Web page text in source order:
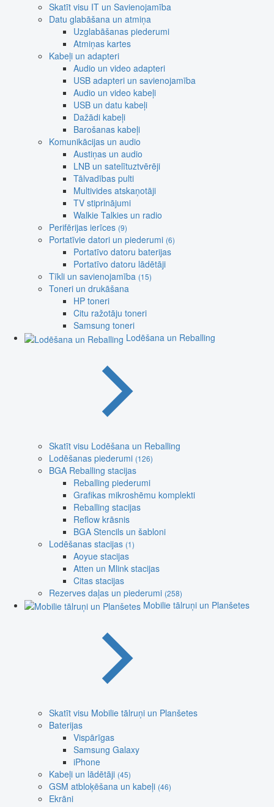
Skatīt visu IT un Savienojamība
Datu glabāšana un atmiņa
Uzglabāšanas piederumi
Atmiņas kartes
Kabeļi un adapteri
Audio un video adapteri
USB adapteri un savienojamība
Audio un video kabeļi
USB un datu kabeļi
Dažādi kabeļi
Barošanas kabeļi
Komunikācijas un audio
Austiņas un audio
LNB un satelītuztvērēji
Tālvadības pulti
Multivides atskaņotāji
TV stiprinājumi
Walkie Talkies un radio
Perifērijas ierīces (9)
Portatīvie datori un piederumi (6)
Portatīvo datoru baterijas
Portatīvo datoru lādētāji
Tīkli un savienojamība (15)
Toneri un drukāšana
HP toneri
Citu ražotāju toneri
Samsung toneri
Lodēšana un Reballing
Skatīt visu Lodēšana un Reballing
Lodēšanas piederumi (126)
BGA Reballing stacijas
Reballing piederumi
Grafikas mikroshēmu komplekti
Reballing stacijas
Reflow krāsnis
BGA Stencils un šabloni
Lodēšanas stacijas (1)
Aoyue stacijas
Atten un Mlink stacijas
Citas stacijas
Rezerves daļas un piederumi (258)
Mobilie tālruņi un Planšetes
Skatīt visu Mobilie tālruņi un Planšetes
Baterijas
Vispārīgas
Samsung Galaxy
iPhone
Kabeļi un lādētāji (45)
GSM atbloķēšana un kabeļi (46)
Ekrāni